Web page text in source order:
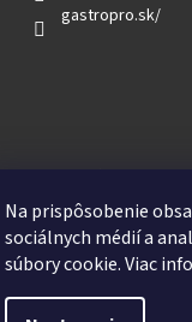
Na prispôsobenie
sociálnych médií a
súbory cookie. Viac
gastropro.sk/